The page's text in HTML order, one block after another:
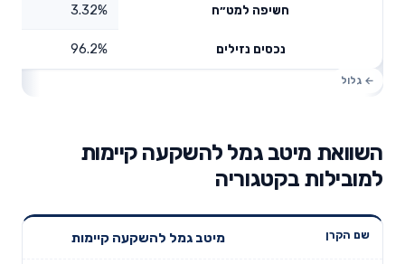
חשיפה למט״ח 3.32%
נכסים נזילים 96.2%
השוואת מיטב גמל להשקעה קיימות
למובילות בקטגוריה
תשואה
מיטב גמל להשקעה קיימות